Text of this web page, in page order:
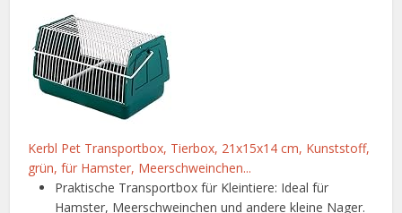
Kerbl Pet Transportbox, Tierbox, 21x15x14 cm, Kunststoff,
grün, für Hamster, Meerschweinchen...
Praktische Transportbox für Kleintiere: Ideal für
Hamster, Meerschweinchen und andere kleine Nager.